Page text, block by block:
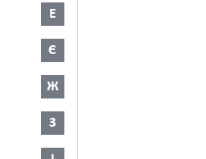
Е
Є
Ж
З